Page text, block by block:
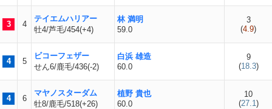
3 4
テイエムハリアー
牡4/芦毛/454(+4)
林 満明
59.0
3
(4.9)
4 5
ビコーフェザー
せん6/鹿毛/436(-2)
白浜 雄造
60.0
9
(18.3)
4 6
マヤノスターダム
牡8/鹿毛/518(+26)
植野 貴也
60.0
10
(27.1)